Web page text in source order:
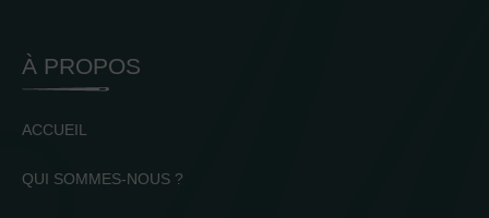
À PROPOS
ACCUEIL
QUI SOMMES-NOUS ?